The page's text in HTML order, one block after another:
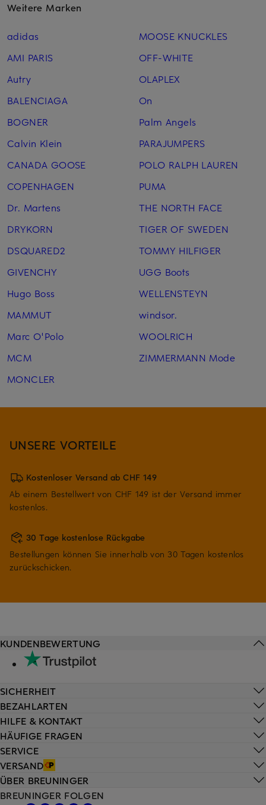
Weitere Marken
adidas
AMI PARIS
Autry
BALENCIAGA
BOGNER
Calvin Klein
CANADA GOOSE
COPENHAGEN
Dr. Martens
DRYKORN
DSQUARED2
GIVENCHY
Hugo Boss
MAMMUT
Marc O'Polo
MCM
MONCLER
MOOSE KNUCKLES
OFF-WHITE
OLAPLEX
On
Palm Angels
PARAJUMPERS
POLO RALPH LAUREN
PUMA
THE NORTH FACE
TIGER OF SWEDEN
TOMMY HILFIGER
UGG Boots
WELLENSTEYN
windsor.
WOOLRICH
ZIMMERMANN Mode
UNSERE VORTEILE
Kostenloser Versand ab CHF 149
Ab einem Bestellwert von CHF 149 ist der Versand immer
kostenlos.
30 Tage kostenlose Rückgabe
Bestellungen können Sie innerhalb von 30 Tagen kostenlos
zurückschicken.
HILFE & KONTAKT
HÄUFIGE FRAGEN
SERVICE
VERSAND
KUNDENBEWERTUNG
SICHERHEIT
BEZAHLARTEN
ÜBER BREUNINGER
BREUNINGER FOLGEN